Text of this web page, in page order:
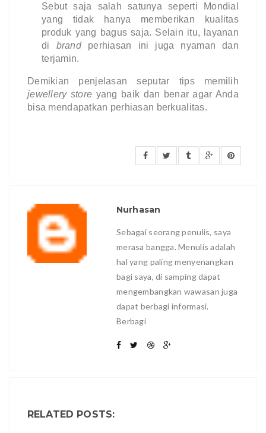
Sebut saja salah satunya seperti Mondial
yang tidak hanya memberikan kualitas
produk yang bagus saja. Selain itu, layanan
di brand perhiasan ini juga nyaman dan
terjamin.
jewellery store yang baik dan benar agar Anda
bisa mendapatkan perhiasan berkualitas.
Nurhasan
Sebagai seorang penulis, saya
merasa bangga. Menulis adalah
hal yang paling menyenangkan
bagi saya, di samping dapat
mengembangkan wawasan juga
dapat berbagi informasi.
Berbagi
RELATED POSTS: